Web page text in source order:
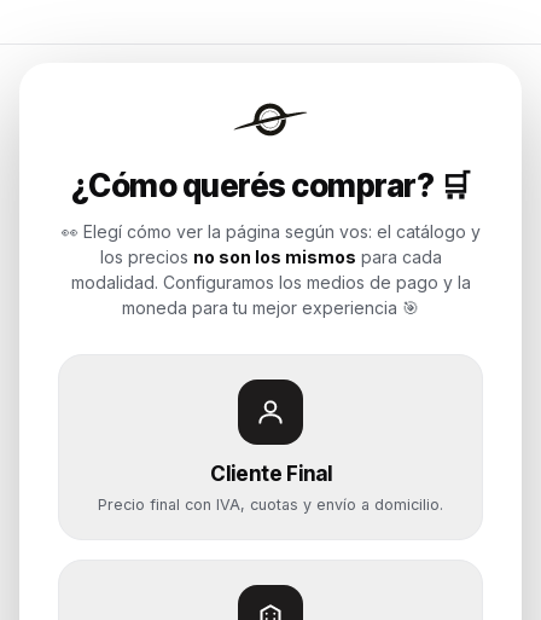
¿Cómo querés comprar? 🛒
👀 Elegí cómo ver la página según vos: el catálogo y
los precios no son los mismos para cada
modalidad. Configuramos los medios de pago y la
moneda para tu mejor experiencia 🎯
Cliente Final
Precio final con IVA, cuotas y envío a domicilio.
Endurances
Soluciones de tecnología para
Potenciamos tu mundo.
Time to work
Categorías
Notebooks
Computadoras y PCs
Componentes
Almacenamiento
Monitores y Pantallas